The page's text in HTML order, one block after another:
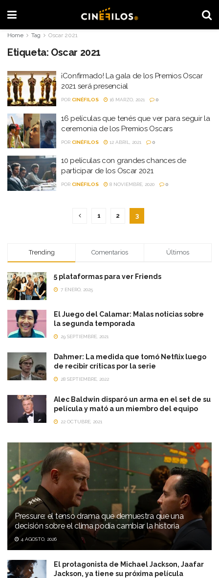
Home Tag Oscar 2021
Etiqueta: Oscar 2021
¡Confirmado! La gala de los Premios Oscar
2021 será presencial
POR CINÉFILOS 16 MARZO, 2021 0
16 películas que tenés que ver para seguir la
ceremonia de los Premios Oscars
POR CINÉFILOS 12 ABRIL, 2021 0
10 películas con grandes chances de
participar de los Oscar 2021
POR CINÉFILOS 8 NOVIEMBRE, 2020 0
1 2 3
Trending Comentarios Últimos
5 plataformas para ver Friends
7 ENERO, 2025
El Juego del Calamar: Malas noticias sobre
la segunda temporada
29 SEPTIEMBRE, 2021
Dahmer: La medida que tomó Netflix luego
de recibir críticas por la serie
28 SEPTIEMBRE, 2022
Alec Baldwin disparó un arma en el set de su
película y mató a un miembro del equipo
22 OCTUBRE, 2021
Pressure: el tenso drama que demuestra que una
decisión sobre el clima podía cambiar la historia
4 AGOSTO, 2026
El protagonista de Michael Jackson, Jaafar
Jackson, ya tiene su próxima película